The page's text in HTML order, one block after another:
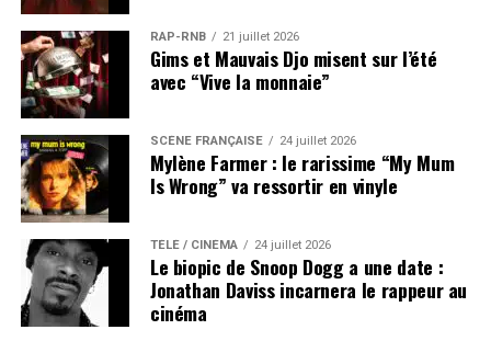
RAP-RNB 21 juillet 2026
Gims et Mauvais Djo misent sur l’été
avec “Vive la monnaie”
SCÈNE FRANÇAISE 24 juillet 2026
Mylène Farmer : le rarissime “My Mum
Is Wrong” va ressortir en vinyle
TÉLÉ / CINÉMA 24 juillet 2026
Le biopic de Snoop Dogg a une date :
Jonathan Daviss incarnera le rappeur au
cinéma